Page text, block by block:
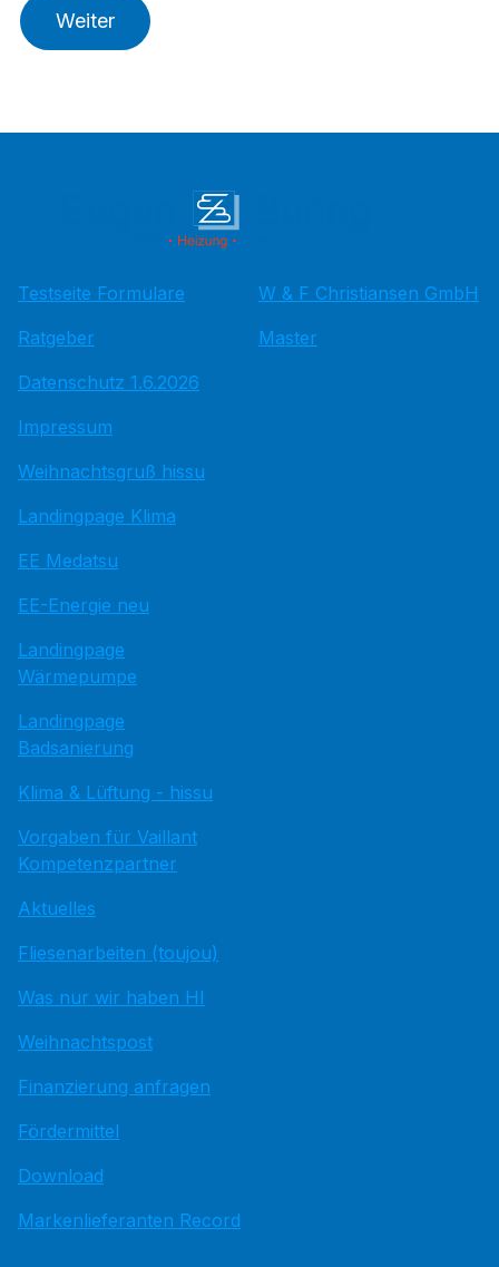
Weiter
Testseite Formulare
Ratgeber
Datenschutz 1.6.2026
Impressum
Weihnachtsgruß hissu
Landingpage Klima
EE Medatsu
EE-Energie neu
Landingpage
Wärmepumpe
Landingpage
Badsanierung
Klima & Lüftung - hissu
Vorgaben für Vaillant
Kompetenzpartner
Aktuelles
Fliesenarbeiten (toujou)
Was nur wir haben HI
Weihnachtspost
Finanzierung anfragen
Fördermittel
Download
Markenlieferanten Record
W & F Christiansen GmbH
Master